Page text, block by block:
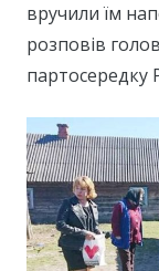
вручили їм
розповів
партосередку